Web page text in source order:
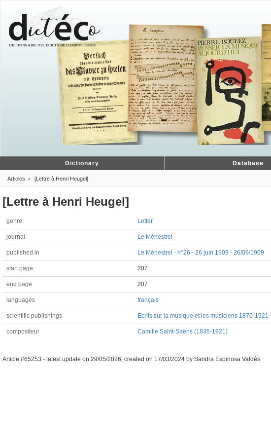
Dictionary Database
Articles [Lettre à Henri Heugel]
[Lettre à Henri Heugel]
genre Letter
journal Le Ménestrel
published in Le Ménestrel - n°26 - 26 juin 1909 - 26/06/1909
start page 207
end page 207
languages français
scientific publishings Ecrits sur la musique et les musiciens 1870-1921
compositeur Camille Saint-Saëns (1835-1921)
Article #65253 - latest update on 29/05/2026, created on 17/03/2024 by Sandra Espinosa Valdés